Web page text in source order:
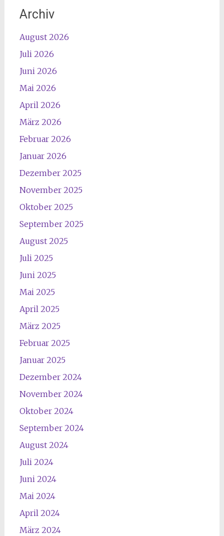
Archiv
August 2026
Juli 2026
Juni 2026
Mai 2026
April 2026
März 2026
Februar 2026
Januar 2026
Dezember 2025
November 2025
Oktober 2025
September 2025
August 2025
Juli 2025
Juni 2025
Mai 2025
April 2025
März 2025
Februar 2025
Januar 2025
Dezember 2024
November 2024
Oktober 2024
September 2024
August 2024
Juli 2024
Juni 2024
Mai 2024
April 2024
März 2024